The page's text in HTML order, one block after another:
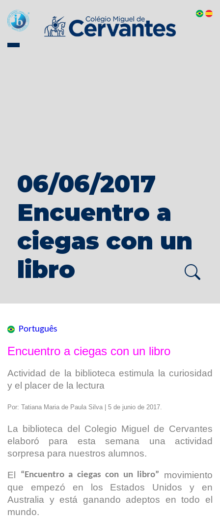
06/06/2017
Encuentro a
ciegas con un
libro
Português
Encuentro a ciegas con un libro
Actividad de la biblioteca estimula la curiosidad
y el placer de la lectura
Por: Tatiana Maria de Paula Silva | 5 de junio de 2017.
La biblioteca del Colegio Miguel de Cervantes
elaboró para esta semana una actividad
sorpresa para nuestros alumnos.
El “Encuentro a ciegas con un libro”
movimiento
que empezó en los Estados Unidos y en
Australia y está ganando adeptos en todo el
mundo.